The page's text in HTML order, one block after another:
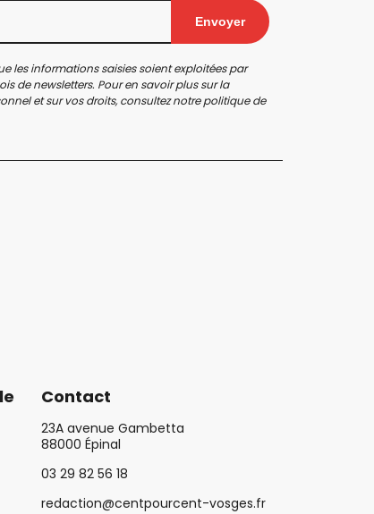
Envoyer
les informations saisies soient exploitées par
de newsletters. Pour en savoir plus sur la
et sur vos droits, consultez notrepolitique de
Contact
23A avenue Gambetta
88000 Épinal
03 29 82 56 18
redaction@centpourcent-vosges.fr